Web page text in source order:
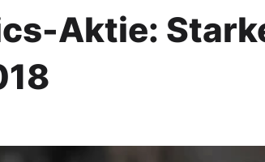
Aktie: